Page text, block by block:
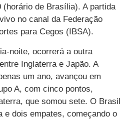
(horário de Brasília). A partida
no canal da Federação
para Cegos (IBSA).
noite, ocorrerá a outra
Inglaterra e Japão. A
um ano, avançou em
A, com cinco pontos,
que somou sete. O Brasil
e dois empates, começando o